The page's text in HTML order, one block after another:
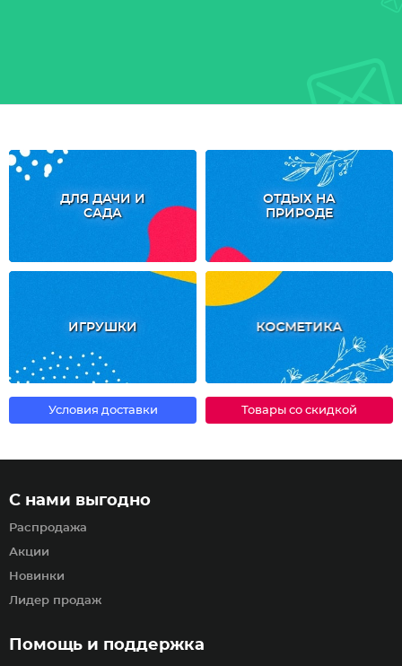
ДЛЯ ДАЧИ И
САДА
ОТДЫХ НА
ПРИРОДЕ
ИГРУШКИ КОСМЕТИКА
Условия доставки Товары со скидкой
Помощь и поддержка
С нами выгодно
Распродажа
Акции
Новинки
Лидер продаж